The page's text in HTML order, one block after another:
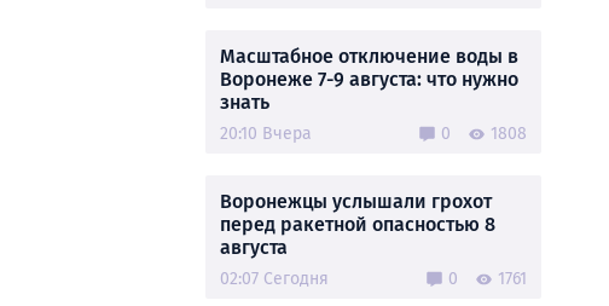
Масштабное отключение воды в
Воронеже 7-9 августа: что нужно
знать
20:10 Вчера 0 1808
Воронежцы услышали грохот
перед ракетной опасностью 8
августа
02:07 Сегодня 0 1761